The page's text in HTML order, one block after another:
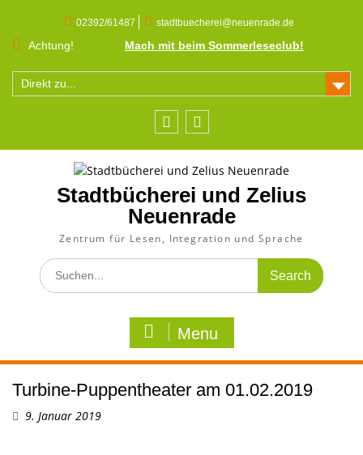
content
02392/61487 stadtbuecherei@neuenrade.de
Achtung! Mach mit beim Sommerleseclub!
Direkt zu...
Stadtbücherei und Zelius
Neuenrade
Zentrum für Lesen, Integration und Sprache
Search
for:
Menu
Turbine-Puppentheater am 01.02.2019
9. Januar 2019